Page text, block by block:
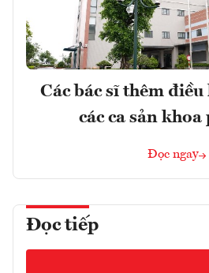
Các bác sĩ thêm
các ca sản khoa
Đọc ngay
Đọc tiếp